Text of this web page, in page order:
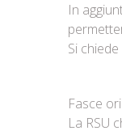
In
Si
Fasce
La RSU